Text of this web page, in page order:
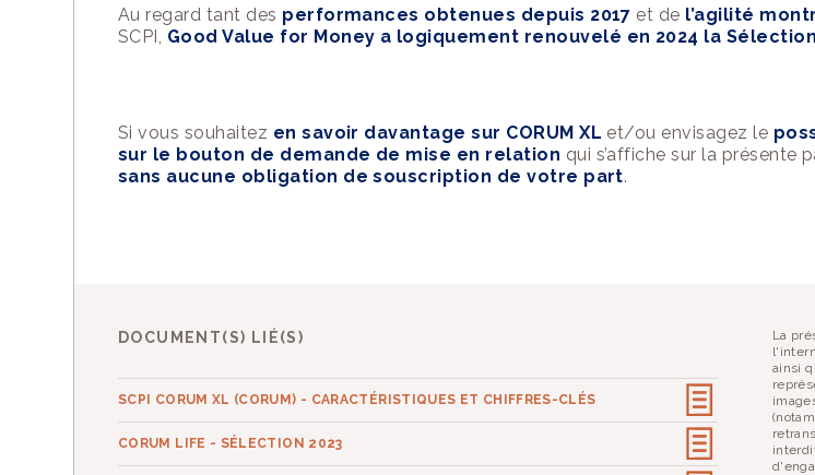
Au regard tant des performances obtenues depuis 2017 et de l’agilité
SCPI, Good Value for Money a logiquement renouvelé en 2024 la Sélection
Si vous souhaitez en savoir davantage sur CORUM XL et/ou envisagez le
sur le bouton de demande de mise en relation qui s’affiche sur la présente
sans aucune obligation de souscription de votre part.
DOCUMENT(S) LIÉ(S)
SCPI CORUM XL (CORUM) - CARACTÉRISTIQUES ET CHIFFRES-CLÉS
CORUM LIFE - SÉLECTION 2023
La
ainsi